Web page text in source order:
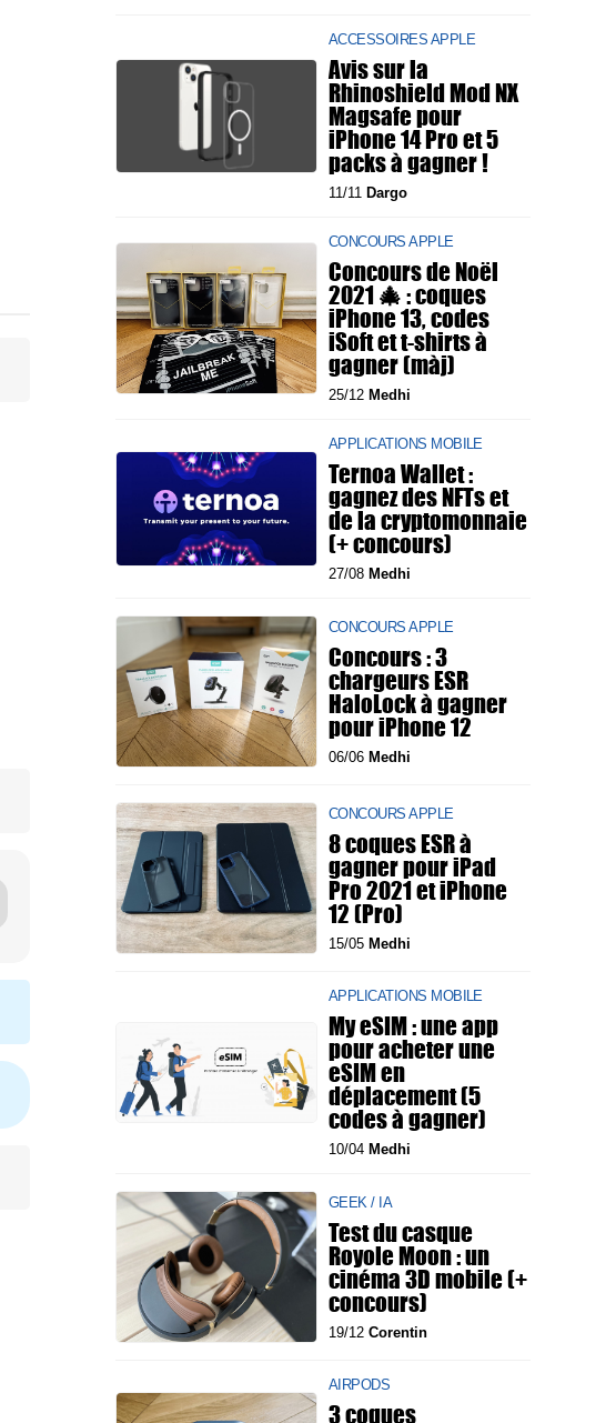
ACCESSOIRES APPLE
Avis sur la
Rhinoshield Mod NX
Magsafe pour
iPhone 14 Pro et 5
packs à gagner !
11/11 Dargo
CONCOURS APPLE
Concours de Noël
2021 🎄 : coques
iPhone 13, codes
iSoft et t-shirts à
gagner (màj)
25/12 Medhi
APPLICATIONS MOBILE
Ternoa Wallet :
gagnez des NFTs et
de la cryptomonnaie
(+ concours)
27/08 Medhi
CONCOURS APPLE
Concours : 3
chargeurs ESR
HaloLock à gagner
pour iPhone 12
06/06 Medhi
CONCOURS APPLE
8 coques ESR à
gagner pour iPad
Pro 2021 et iPhone
12 (Pro)
15/05 Medhi
APPLICATIONS MOBILE
My eSIM : une app
pour acheter une
eSIM en
déplacement (5
codes à gagner)
10/04 Medhi
GEEK / IA
Test du casque
Royole Moon : un
cinéma 3D mobile (+
concours)
19/12 Corentin
AIRPODS
3 coques